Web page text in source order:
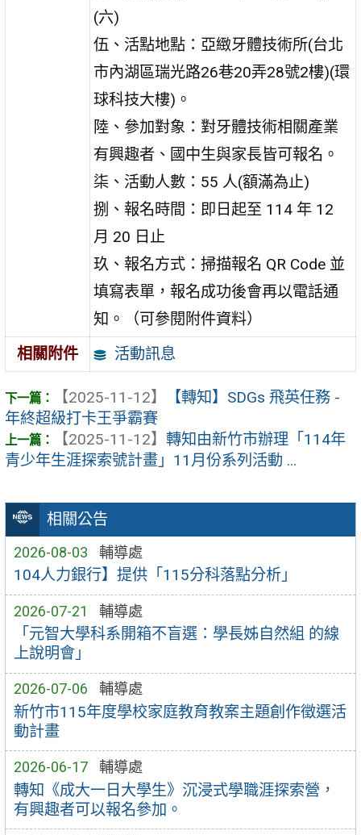
相關公告
2026-08-03 輔導處
104人力銀行】提供「115分科落點分析」
2026-07-21 輔導處
「元智大學科系開箱不盲選：學長姊自然組 的線
上說明會」
2026-07-06 輔導處
新竹市115年度學校家庭教育教案主題創作徵選活
動計畫
2026-06-17 輔導處
轉知《成大一日大學生》沉浸式學職涯探索營，
有興趣者可以報名參加。
(六)
伍、活點地點：亞緻牙體技術所(台北
市內湖區瑞光路26巷20弄28號2樓)(環
球科技大樓)。
陸、參加對象：對牙體技術相關產業
有興趣者、國中生與家長皆可報名。
柒、活動人數：55 人(額滿為止)
捌、報名時間：即日起至 114 年 12
月 20 日止
玖、報名方式：掃描報名 QR Code 並
填寫表單，報名成功後會再以電話通
知。（可參閱附件資料）
相關附件
活動訊息
【2025-11-12】
【轉知】SDGs 飛英任務 -
年終超級打卡王爭霸賽
【2025-11-12】 轉知由新竹市辦理「114年
青少年生涯探索號計畫」11月份系列活動 ...